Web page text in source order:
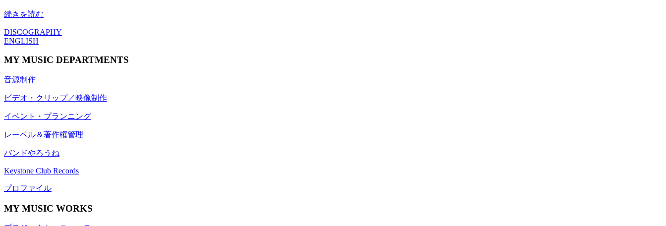
続きを読む
DISCOGRAPHY
ENGLISH
MY MUSIC DEPARTMENTS
音源制作
ビデオ・クリップ／映像制作
イベント・プランニング
レーベル＆著作権管理
バンドやろうね
Keystone Club Records
プロファイル
MY MUSIC WORKS